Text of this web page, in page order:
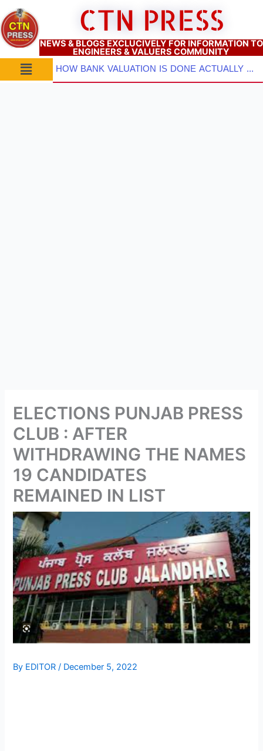
to
content
CTN PRESS
NEWS & BLOGS EXCLUCIVELY FOR INFORMATION TO
ENGINEERS & VALUERS COMMUNITY
Menu HOW BANK VALUATION IS DONE ACTUALLY ? PART–2: Pre-Inspection Planning, Site Visit & Property Inspect...
ELECTIONS PUNJAB PRESS
CLUB : AFTER
WITHDRAWING THE NAMES
19 CANDIDATES
REMAINED IN LIST
By EDITOR/ December 5, 2022